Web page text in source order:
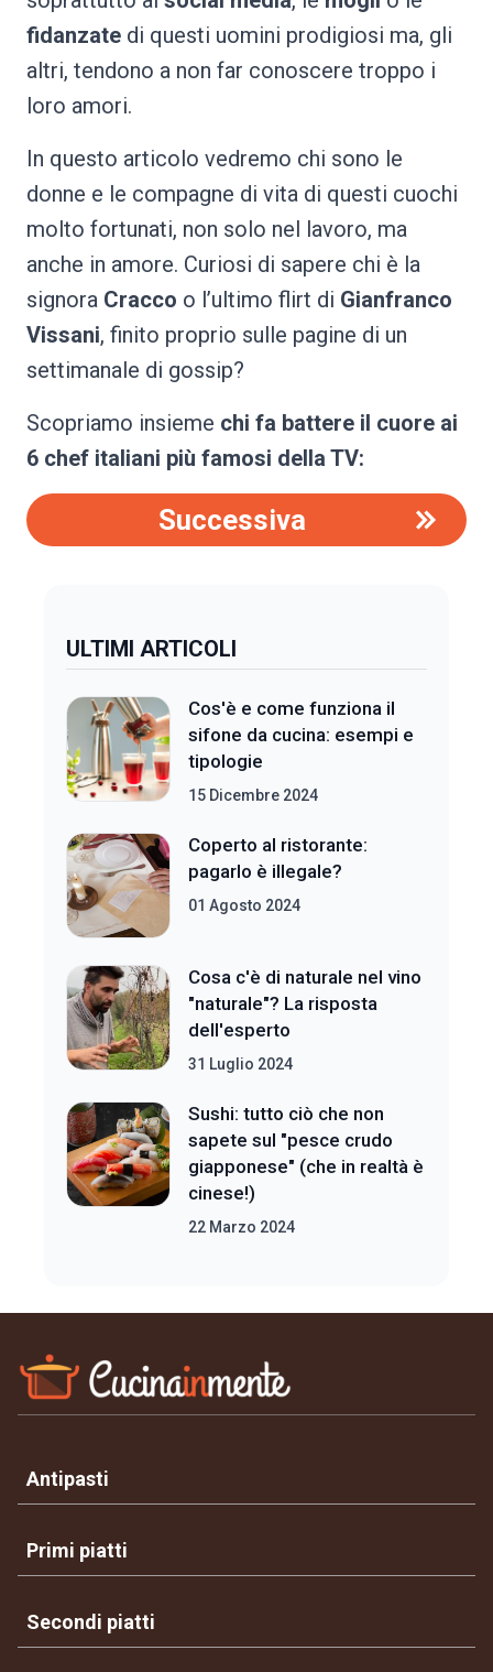
fidanzate di questi uomini prodigiosi ma, gli
altri, tendono a non far conoscere troppo i
loro amori.
In questo articolo vedremo chi sono le
donne e le compagne di vita di questi cuochi
molto fortunati, non solo nel lavoro, ma
anche in amore. Curiosi di sapere chi è la
signora Cracco o l’ultimo flirt di Gianfranco
Vissani, finito proprio sulle pagine di un
settimanale di gossip?
Scopriamo insieme chi fa battere il cuore ai
6 chef italiani più famosi della TV:
Successiva
ULTIMI ARTICOLI
Cos'è e come funziona il
sifone da cucina: esempi e
tipologie
15 Dicembre 2024
Coperto al ristorante:
pagarlo è illegale?
01 Agosto 2024
Cosa c'è di naturale nel vino
"naturale"? La risposta
dell'esperto
31 Luglio 2024
Sushi: tutto ciò che non
sapete sul "pesce crudo
giapponese" (che in realtà è
cinese!)
22 Marzo 2024
Antipasti
Primi piatti
Secondi piatti